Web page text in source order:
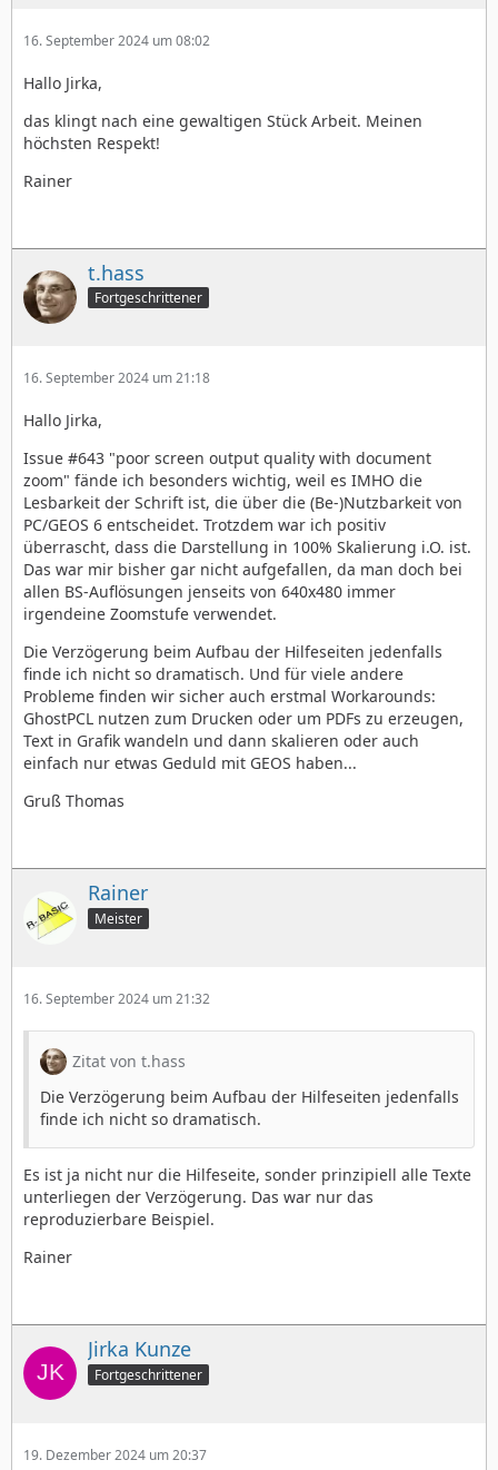
16. September 2024 um 08:02
Hallo Jirka,
das klingt nach eine gewaltigen Stück Arbeit. Meinen
höchsten Respekt!
Rainer
t.hass
Fortgeschrittener
16. September 2024 um 21:18
Hallo Jirka,
Issue #643 "poor screen output quality with document
zoom" fände ich besonders wichtig, weil es IMHO die
Lesbarkeit der Schrift ist, die über die (Be-)Nutzbarkeit von
PC/GEOS 6 entscheidet. Trotzdem war ich positiv
überrascht, dass die Darstellung in 100% Skalierung i.O. ist.
Das war mir bisher gar nicht aufgefallen, da man doch bei
allen BS-Auflösungen jenseits von 640x480 immer
irgendeine Zoomstufe verwendet.
Die Verzögerung beim Aufbau der Hilfeseiten jedenfalls
finde ich nicht so dramatisch. Und für viele andere
Probleme finden wir sicher auch erstmal Workarounds:
GhostPCL nutzen zum Drucken oder um PDFs zu erzeugen,
Text in Grafik wandeln und dann skalieren oder auch
einfach nur etwas Geduld mit GEOS haben...
Gruß Thomas
Rainer
Meister
16. September 2024 um 21:32
Zitat von t.hass
Die Verzögerung beim Aufbau der Hilfeseiten jedenfalls
finde ich nicht so dramatisch.
Es ist ja nicht nur die Hilfeseite, sonder prinzipiell alle Texte
unterliegen der Verzögerung. Das war nur das
reproduzierbare Beispiel.
Rainer
Jirka Kunze
Fortgeschrittener
19. Dezember 2024 um 20:37